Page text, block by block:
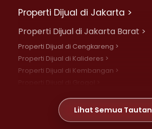
Properti Dijual di Jakarta >
Properti Dijual di Jakarta Barat >
Properti Dijual di Cengkareng >
Properti Dijual di Kalideres >
Properti Dijual di Kembangan >
Properti Dijual di Meruya >
Properti Dijual di Jelambar >
Lihat Semua Tautan